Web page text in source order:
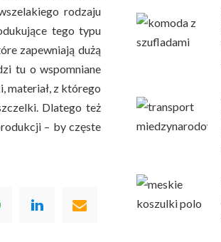
rodzaju
tego typu
zapewniają dużą
tu o wspomniane
materiał, z którego
Dlatego też
– by częste